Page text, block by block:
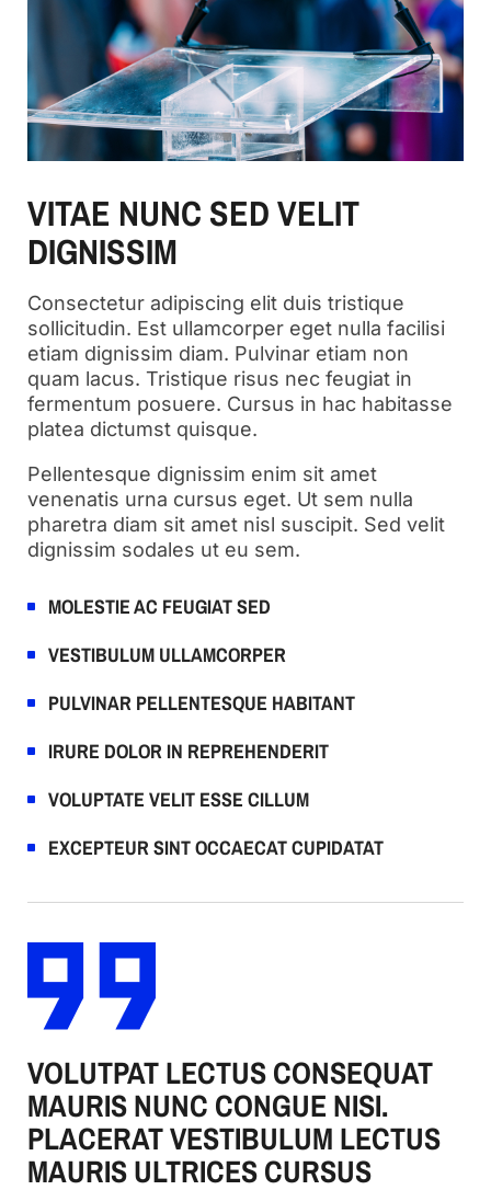
VITAE NUNC SED VELIT
DIGNISSIM
Consectetur adipiscing elit duis tristique
sollicitudin. Est ullamcorper eget nulla facilisi
etiam dignissim diam. Pulvinar etiam non
quam lacus. Tristique risus nec feugiat in
fermentum posuere. Cursus in hac habitasse
platea dictumst quisque.
Pellentesque dignissim enim sit amet
venenatis urna cursus eget. Ut sem nulla
pharetra diam sit amet nisl suscipit. Sed velit
dignissim sodales ut eu sem.
MOLESTIE AC FEUGIAT SED
VESTIBULUM ULLAMCORPER
PULVINAR PELLENTESQUE HABITANT
IRURE DOLOR IN REPREHENDERIT
VOLUPTATE VELIT ESSE CILLUM
EXCEPTEUR SINT OCCAECAT CUPIDATAT
VOLUTPAT LECTUS CONSEQUAT
MAURIS NUNC CONGUE NISI.
PLACERAT VESTIBULUM LECTUS
MAURIS ULTRICES CURSUS